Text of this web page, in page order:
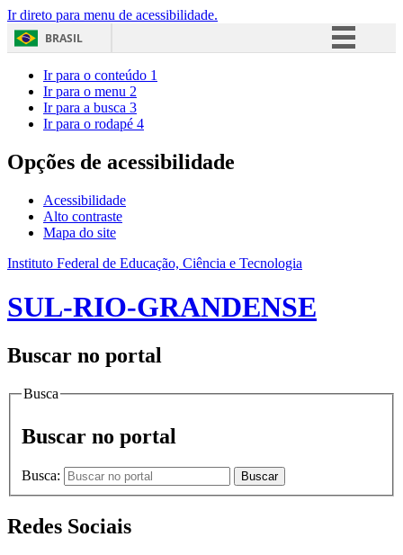
Ir direto para menu de acessibilidade.
BRASIL
Acesso à informação
Ir para o conteúdo 1
Ir para o menu 2
Ir para a busca 3
Ir para o rodapé 4
Opções de acessibilidade
Acessibilidade
Alto contraste
Mapa do site
Instituto Federal de Educação, Ciência e Tecnologia
SUL-RIO-GRANDENSE
Buscar no portal
Busca
Buscar no portal
Busca: Buscar
Redes Sociais